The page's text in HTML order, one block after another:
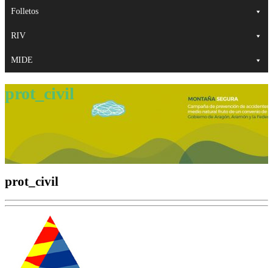
Folletos
RIV
MIDE
prot_civil
prot_civil